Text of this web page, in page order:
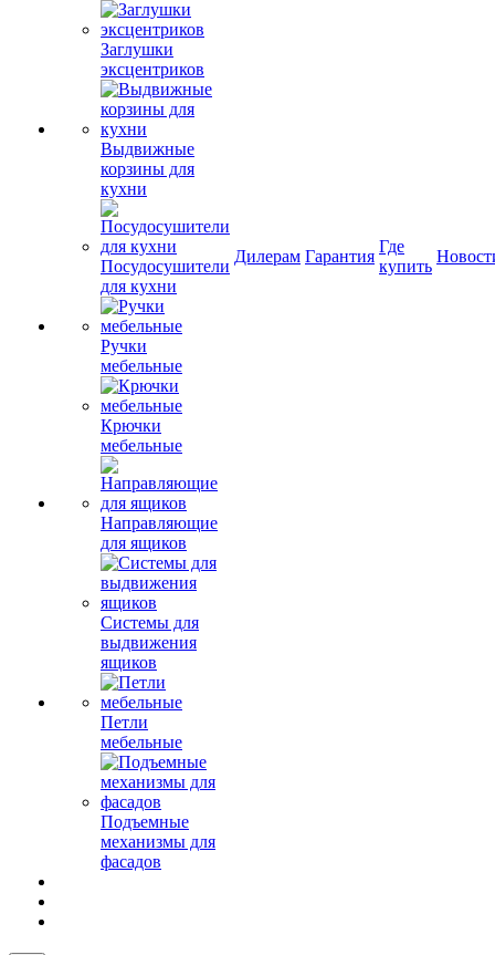
Заглушки
эксцентриков
Выдвижные
корзины для
кухни
Посудосушители
для кухни
Ручки
мебельные
Крючки
мебельные
Направляющие
для ящиков
Системы для
выдвижения
ящиков
Петли
мебельные
Подъемные
механизмы для
фасадов
Дилерам Гарантия
Где
купить